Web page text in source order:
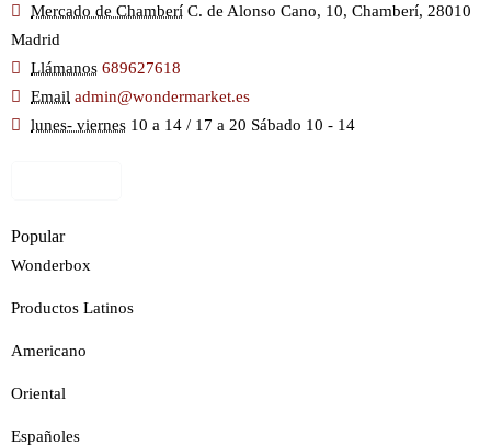
Mercado de Chamberí C. de Alonso Cano, 10, Chamberí, 28010
Madrid
Llámanos 689627618
Email admin@wondermarket.es
lunes- viernes 10 a 14 / 17 a 20 Sábado 10 - 14
Popular
Wonderbox
Productos Latinos
Americano
Oriental
Españoles